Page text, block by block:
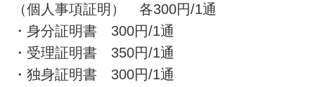
（個人事項証明） 各300円/1通
・身分証明書 300円/1通
・受理証明書 350円/1通
・独身証明書 300円/1通